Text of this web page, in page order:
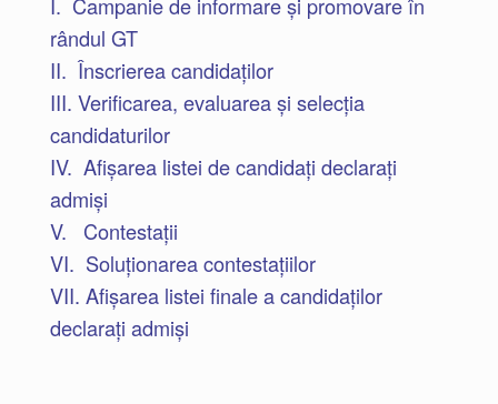
rândul GT
II. Înscrierea candidaților
III. Verificarea, evaluarea și selecția
candidaturilor
IV. Afișarea listei de candidați declarați
admiși
V. Contestații
VI. Soluționarea contestațiilor
VII. Afișarea listei finale a candidaților
declarați admiși